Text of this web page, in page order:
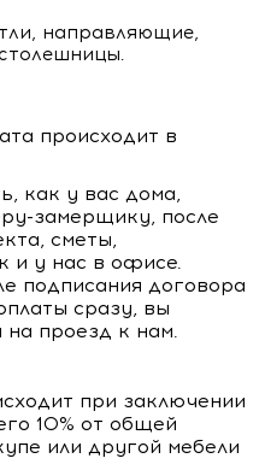
направляющие,
происходит в
как у вас дома,
замерщику, после
сметы,
и у нас в офисе.
подписания договора
сразу, вы
на проезд к нам.
при заключении
10% от общей
или другой мебели